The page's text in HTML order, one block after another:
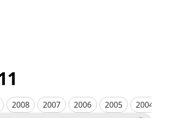
2008 2007 2006 2005 2004